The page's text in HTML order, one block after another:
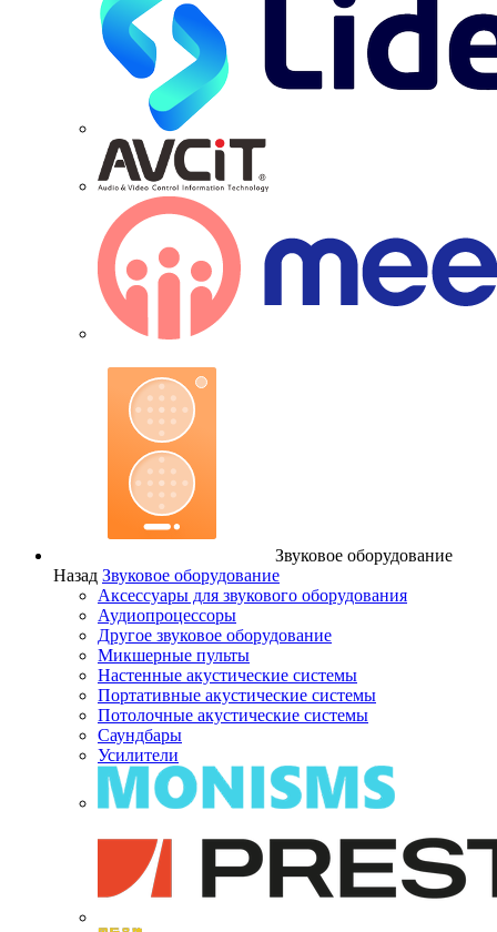
Звуковое оборудование
Назад Звуковое оборудование
Аксессуары для звукового оборудования
Аудиопроцессоры
Другое звуковое оборудование
Микшерные пульты
Настенные акустические системы
Портативные акустические системы
Потолочные акустические системы
Саундбары
Усилители